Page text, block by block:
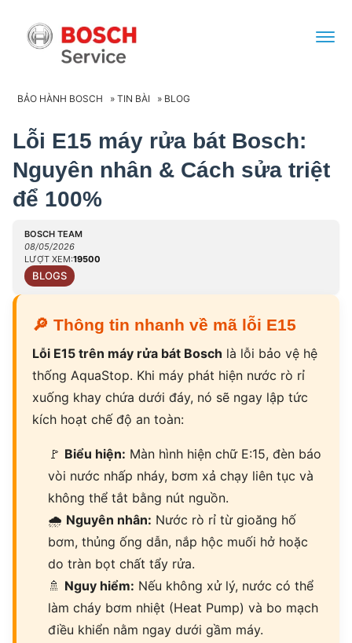
BẢO HÀNH BOSCH » TIN BÀI » BLOG
Lỗi E15 máy rửa bát Bosch:
Nguyên nhân & Cách sửa triệt
để 100%
BOSCH TEAM
08/05/2026
LƯỢT XEM:19500
BLOGS
🔎 Thông tin nhanh về mã lỗi E15
Lỗi E15 trên máy rửa bát Bosch là lỗi bảo vệ hệ
thống AquaStop. Khi máy phát hiện nước rò rỉ
xuống khay chứa dưới đáy, nó sẽ ngay lập tức
kích hoạt chế độ an toàn:
🚩 Biểu hiện: Màn hình hiện chữ E:15, đèn báo
vòi nước nhấp nháy, bơm xả chạy liên tục và
không thể tắt bằng nút nguồn.
🌧 Nguyên nhân: Nước rò rỉ từ gioăng hố
bơm, thủng ống dẫn, nắp hộc muối hở hoặc
do tràn bọt chất tẩy rửa.
🚿 Nguy hiểm: Nếu không xử lý, nước có thể
làm cháy bơm nhiệt (Heat Pump) và bo mạch
điều khiển nằm ngay dưới gầm máy.